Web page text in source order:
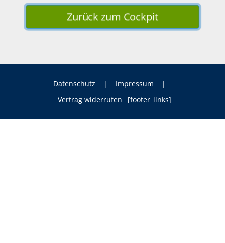
Datenschutz | Impressum |
Vertrag widerrufen [footer_links]